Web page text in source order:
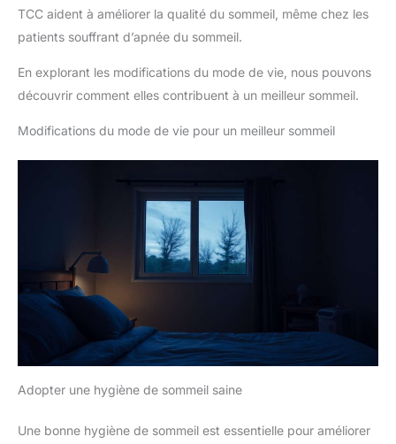
TCC aident à améliorer la qualité du sommeil, même chez les
patients souffrant d’apnée du sommeil.
En explorant les modifications du mode de vie, nous pouvons
découvrir comment elles contribuent à un meilleur sommeil.
Modifications du mode de vie pour un meilleur sommeil
Adopter une hygiène de sommeil saine
Une bonne hygiène de sommeil est essentielle pour améliorer